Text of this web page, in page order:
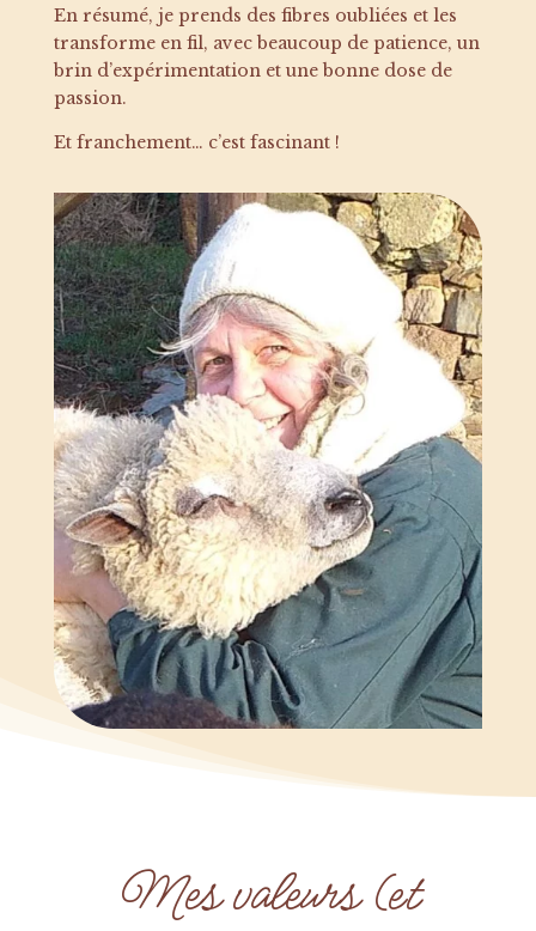
En résumé, je prends des fibres oubliées et les
transforme en fil, avec beaucoup de patience, un
brin d’expérimentation et une bonne dose de
passion.
Et franchement… c’est fascinant !
Mes valeurs (et